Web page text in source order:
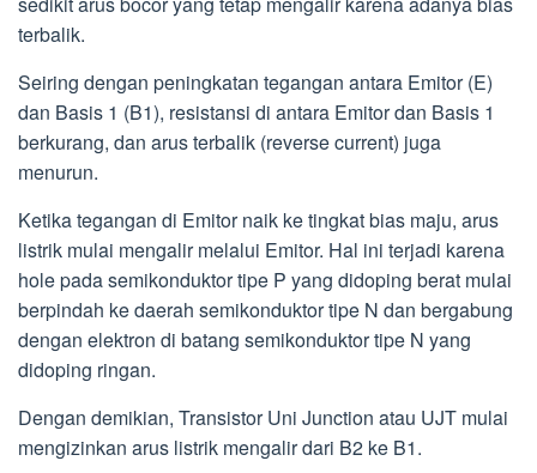
terbalik.
Seiring dengan peningkatan tegangan antara Emitor (E)
dan Basis 1 (B1), resistansi di antara Emitor dan Basis 1
berkurang, dan arus terbalik (reverse current) juga
menurun.
Ketika tegangan di Emitor naik ke tingkat bias maju, arus
listrik mulai mengalir melalui Emitor. Hal ini terjadi karena
hole pada semikonduktor tipe P yang didoping berat mulai
berpindah ke daerah semikonduktor tipe N dan bergabung
dengan elektron di batang semikonduktor tipe N yang
didoping ringan.
Dengan demikian, Transistor Uni Junction atau UJT mulai
mengizinkan arus listrik mengalir dari B2 ke B1.